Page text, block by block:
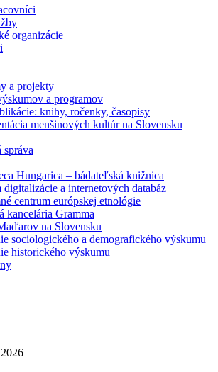
organizácie
a projekty
a programov
knihy, ročenky, časopisy
menšinových kultúr na Slovensku
Hungarica – bádateľská knižnica
digitalizácie a internetových databáz
centrum európskej etnológie
kancelária Gramma
na Slovensku
sociologického a demografického výskumu
historického výskumu